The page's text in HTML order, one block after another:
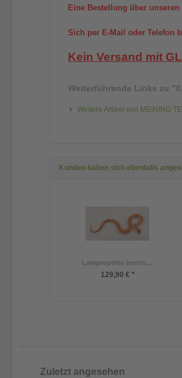
Eine Bestellung über
Sich per E-Mail oder Telefon
Kein Versand mit
Weiterführende Links zu
Weitere Artikel von MEINING
Kunden haben sich ebenfalls
Lampropeltis leonis,...
129,90 € *
Zuletzt angesehen